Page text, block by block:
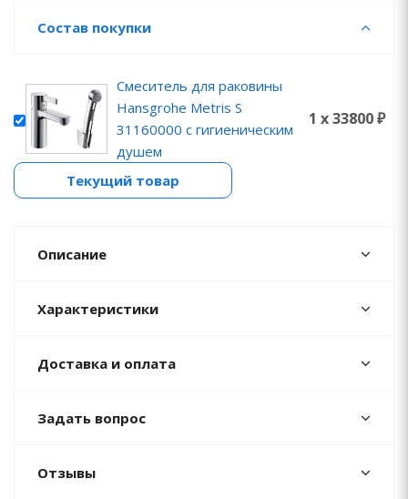
Состав покупки
Смеситель для раковины
Hansgrohe Metris S
31160000 с гигиеническим
душем
1 x 33800 ₽
Текущий товар
Описание
Характеристики
Доставка и оплата
Задать вопрос
Отзывы